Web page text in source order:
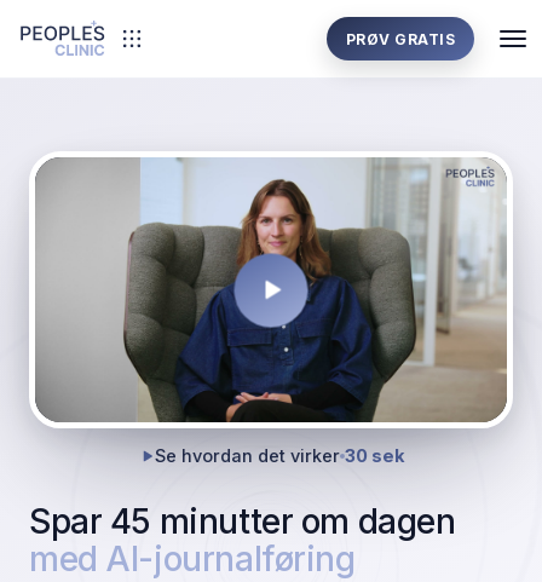
PRØV GRATIS
Spar 45 minutter om dagen
med AI-journalføring
Se hvordan det virker 30 sek